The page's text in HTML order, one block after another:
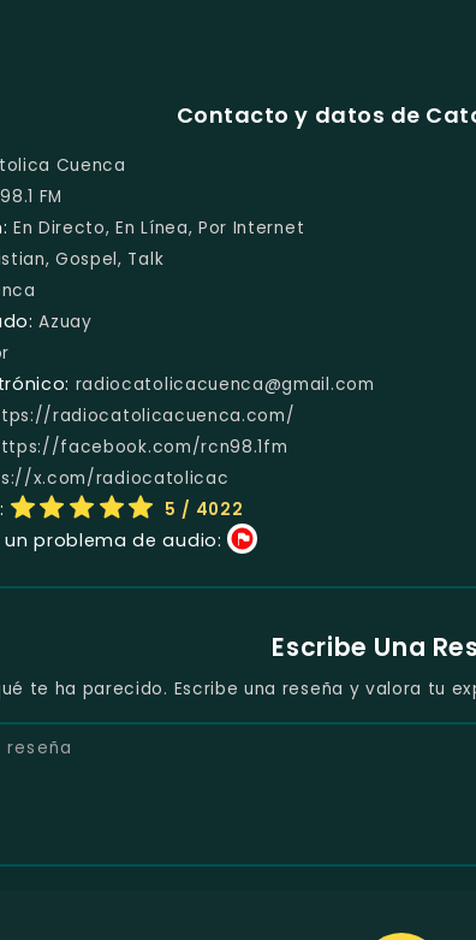
Contacto y datos de
Cuenca
98.1 FM
En Directo, En Línea, Por Internet
Gospel, Talk
Azuay
radiocatolicacuenca@gmail.com
radiocatolicacuenca.com/
facebook.com/rcn98.1fm
x.com/radiocatolicac
5 / 4022
problema de audio:
Escribe Una
te ha parecido. Escribe una reseña y valora tu